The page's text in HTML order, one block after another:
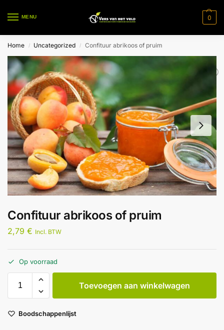
MENU 0
Home / Uncategorized / Confituur abrikoos of pruim
Confituur abrikoos of pruim
2,79 € Incl. BTW
Op voorraad
Toevoegen aan winkelwagen
Boodschappenlijst